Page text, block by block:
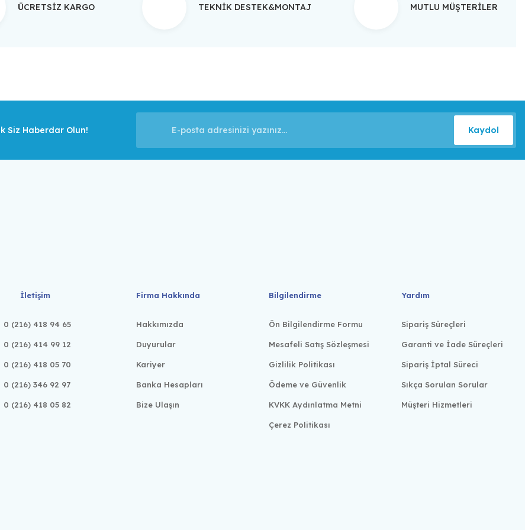
ÜCRETSİZ KARGO TEKNİK DESTEK&MONTAJ MUTLU MÜŞTERİLER
Siz Haberdar Olun! Kaydol
İletişim
0 (216) 418 94 65
0 (216) 414 99 12
0 (216) 418 05 70
0 (216) 346 92 97
0 (216) 418 05 82
Firma Hakkında
Hakkımızda
Duyurular
Kariyer
Banka Hesapları
Bize Ulaşın
Bilgilendirme
Ön Bilgilendirme Formu
Mesafeli Satış Sözleşmesi
Gizlilik Politikası
Ödeme ve Güvenlik
KVKK Aydınlatma Metni
Çerez Politikası
Yardım
Sipariş Süreçleri
Garanti ve İade Süreçleri
Sipariş İptal Süreci
Sıkça Sorulan Sorular
Müşteri Hizmetleri